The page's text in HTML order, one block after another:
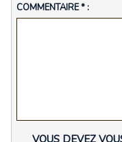
COMMENTAIRE * :